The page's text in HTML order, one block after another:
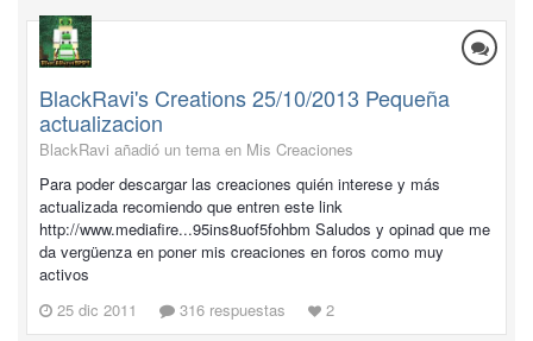
BlackRavi's Creations 25/10/2013 Pequeña
actualizacion
BlackRavi añadió un tema en Mis Creaciones
Para poder descargar las creaciones quién interese y más
actualizada recomiendo que entren este link
http://www.mediafire...95ins8uof5fohbm Saludos y opinad que me
da vergüenza en poner mis creaciones en foros como muy
activos
25 dic 2011
316 respuestas 2